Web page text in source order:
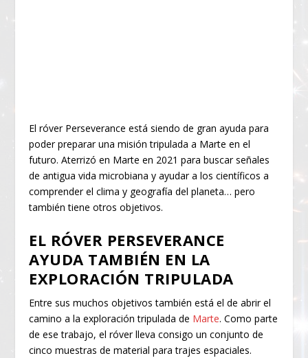
El róver Perseverance está siendo de gran ayuda para
poder preparar una misión tripulada a Marte en el
futuro. Aterrizó en Marte en 2021 para buscar señales
de antigua vida microbiana y ayudar a los científicos a
comprender el clima y geografía del planeta… pero
también tiene otros objetivos.
EL RÓVER PERSEVERANCE
AYUDA TAMBIÉN EN LA
EXPLORACIÓN TRIPULADA
Entre sus muchos objetivos también está el de abrir el
camino a la exploración tripulada de Marte. Como parte
de ese trabajo, el róver lleva consigo un conjunto de
cinco muestras de material para trajes espaciales.